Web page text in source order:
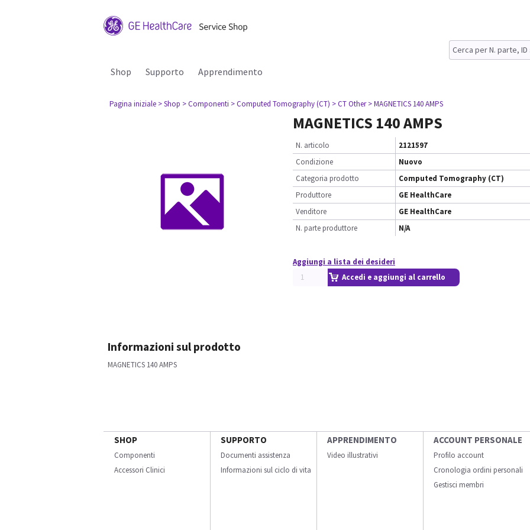
Shop Supporto Apprendimento
Pagina iniziale > Shop > Componenti > Computed Tomography (CT) > CT Other > MAGNETICS 140 AMPS
MAGNETICS 140 AMPS
N. articolo
2121597
Condizione
Nuovo
Categoria prodotto
Computed Tomography (CT)
Produttore
GE HealthCare
Venditore
GE HealthCare
N. parte produttore
N/A
Aggiungi a lista dei desideri
Accedi e aggiungi al carrello
Informazioni sul prodotto
MAGNETICS 140 AMPS
SHOP
Componenti
Accessori Clinici
SUPPORTO
Documenti assistenza
Informazioni sul ciclo di vita
APPRENDIMENTO
Video illustrativi
ACCOUNT PERSONALE
Profilo account
Cronologia ordini personali
Gestisci membri